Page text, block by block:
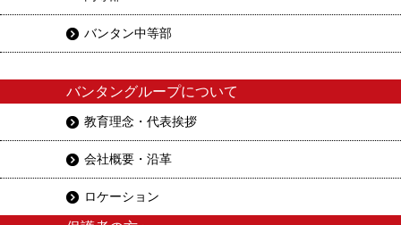
バンタン中等部
バンタングループについて
教育理念・代表挨拶
会社概要・沿革
ロケーション